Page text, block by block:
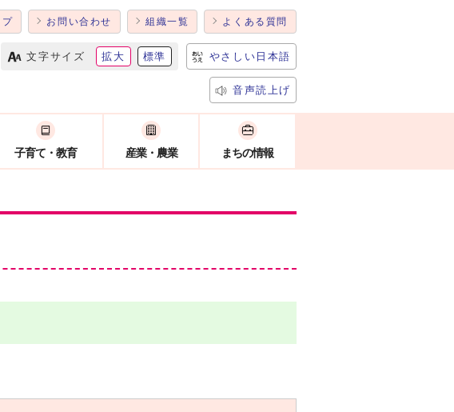
プ お問い合わせ 組織一覧 よくある質問
文字サイズ 拡大 標準 やさしい日本語
音声読上げ
子育て・教育 産業・農業 まちの情報